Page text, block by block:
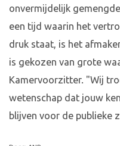
onvermijdelijk
een tijd waarin het
druk staat, is het
is gekozen van grote
Kamervoorzitter. "Wij
wetenschap dat jouw
blijven voor de publieke